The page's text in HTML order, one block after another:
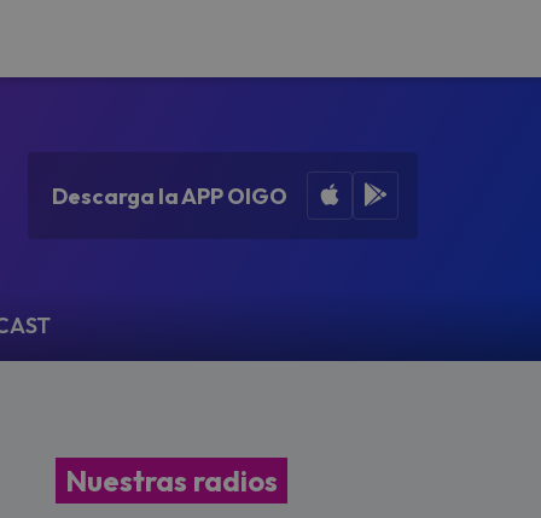
Descarga la APP OIGO Apple App Store
Nuestras radios